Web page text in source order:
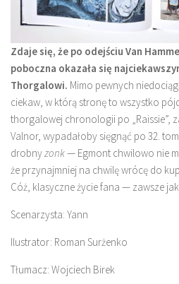
Zdaje się, że po odejściu Van
poboczna okazała się
Thorgalowi. Mimo pewnych
ciekaw, w którą stronę to wszystko
thorgalowej chronologii po „Raissie”,
Valnor, wypadałoby sięgnąć po 32.
drobnyzonk— Egmont chwilowo nie
że przynajmniej na chwilę wrócę do
Cóż, klasyczne życie fana — zawsze
Scenarzysta: Yann
Ilustrator: Roman Surżenko
Tłumacz: Wojciech Birek